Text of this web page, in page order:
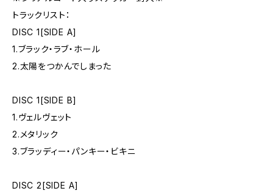
トラックリスト：
DISC 1[SIDE A]
1.ブラック・ラブ・ホール
2.太陽をつかんでしまった
DISC 1[SIDE B]
1.ヴェルヴェット
2.メタリック
3.ブラッディー・パンキー・ビキニ
DISC 2[SIDE A]